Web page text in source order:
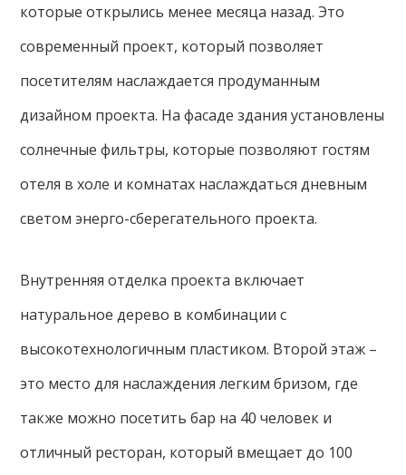
которые открылись менее месяца назад. Это
современный проект, который позволяет
посетителям наслаждается продуманным
дизайном проекта. На фасаде здания установлены
солнечные фильтры, которые позволяют гостям
отеля в холе и комнатах наслаждаться дневным
светом энерго-сберегательного проекта.
Внутренняя отделка проекта включает
натуральное дерево в комбинации с
высокотехнологичным пластиком. Второй этаж –
это место для наслаждения легким бризом, где
также можно посетить бар на 40 человек и
отличный ресторан, который вмещает до 100